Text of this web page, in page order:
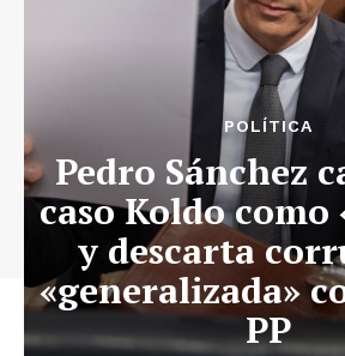
POLÍTICA
Pedro Sánchez
caso Koldo como
y descarta
«generalizada»
PP